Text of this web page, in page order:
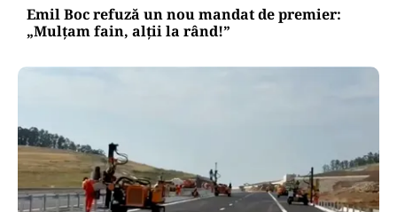
Emil Boc refuză un nou mandat de premier:
„Mulțam fain, alții la rând!”